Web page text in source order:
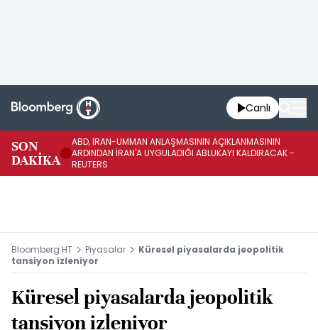
Canlı
SON
DAKİKA
ABD, İRAN-UMMAN ANLAŞMASININ AÇIKLANMASININ
ARDINDAN İRAN'A UYGULADIĞI ABLUKAYI KALDIRACAK -
REUTERS
Bloomberg HT Piyasalar
Küresel piyasalarda jeopolitik
tansiyon izleniyor
Küresel piyasalarda jeopolitik
tansiyon izleniyor